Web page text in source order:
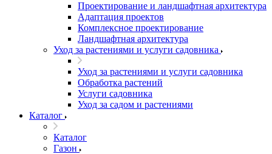
Проектирование и ландшафтная архитектура
Адаптация проектов
Комплексное проектирование
Ландшафтная архитектура
Уход за растениями и услуги садовника
Уход за растениями и услуги садовника
Обработка растений
Услуги садовника
Уход за садом и растениями
Каталог
Каталог
Газон